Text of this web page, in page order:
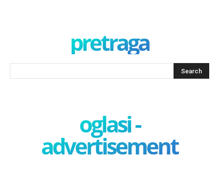
pretraga
oglasi -
advertisement